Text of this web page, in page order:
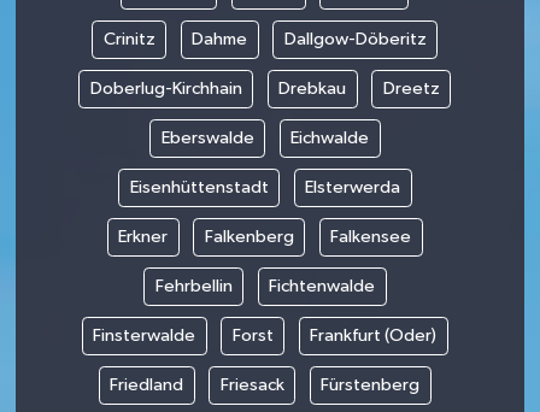
Crinitz Dahme Dallgow-Döberitz
Doberlug-Kirchhain Drebkau Dreetz
Eberswalde Eichwalde
Eisenhüttenstadt Elsterwerda
Erkner Falkenberg Falkensee
Fehrbellin Fichtenwalde
Finsterwalde Forst Frankfurt (Oder)
Friedland Friesack Fürstenberg